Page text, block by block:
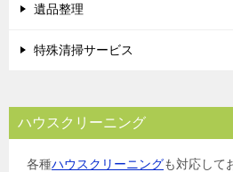
遺品整理
特殊清掃サービス
ハウスクリーニング
各種ハウスクリーニングも対応して